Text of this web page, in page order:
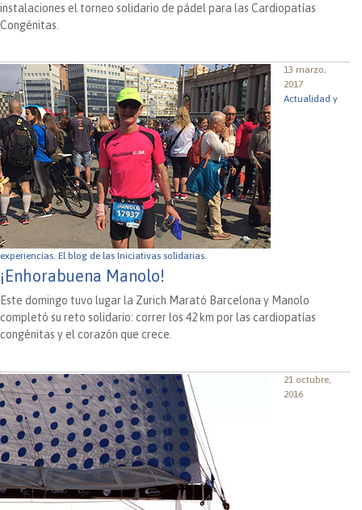
instalaciones el torneo solidario de pádel para las Cardiopatías
Congénitas.
13 marzo,
2017
Actualidad y
experiencias. El blog de las Iniciativas solidarias.
¡Enhorabuena Manolo!
Este domingo tuvo lugar la Zurich Marató Barcelona y Manolo
completó su reto solidario: correr los 42 km por las cardiopatías
congénitas y el corazón que crece.
21 octubre,
2016